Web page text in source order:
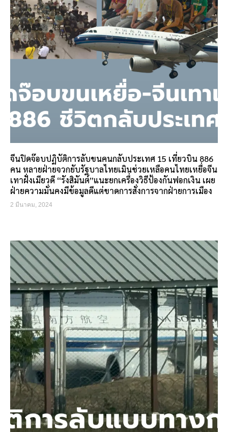
จีนปิดจ๊อบปฏิบัติการลับขนคนกลับประเทศ 15 เที่ยวบิน 886
คน หลายฝ่ายจวกยับรัฐบาลไทยเมินช่วยเหลือคนไทยเหยื่อจีน
เทาฝั่งเมียวดี “รังสิมันต์”แนะยกเครื่องวิธีป้องกันฟอกเงิน เผย
ฝ่ายความมั่นคงมีข้อมูลดีแต่ขาดการสั่งการจากฝ่ายการเมือง
2 มีนาคม, 2024